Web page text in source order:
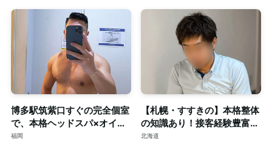
博多駅筑紫口すぐの完全個室
で、本格ヘッドスパ×オイル
マッサージ。ご予約はDMで
福岡
【札幌・すすきの】本格整体
の知識あり！接客経験豊富な
短髪筋トレ男子によるゲイマ
北海道